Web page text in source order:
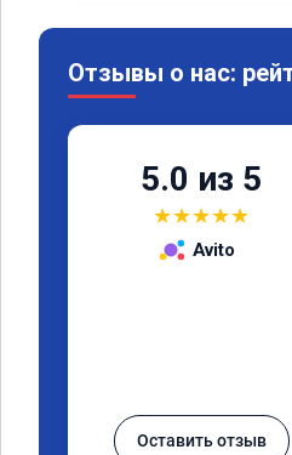
Отзывы о нас:
5.0 из 5
★★★★★
Avito
Оставить отзыв